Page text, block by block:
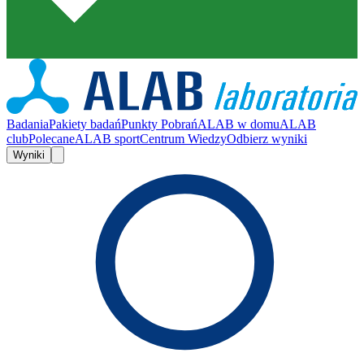
BadaniaPakiety badańPunkty PobrańALAB w domuALAB
clubPolecaneALAB sportCentrum WiedzyOdbierz wyniki
Wyniki